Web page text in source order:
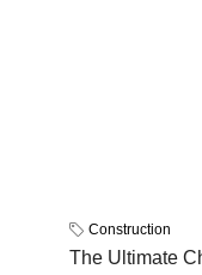
Construction
The Ultimate